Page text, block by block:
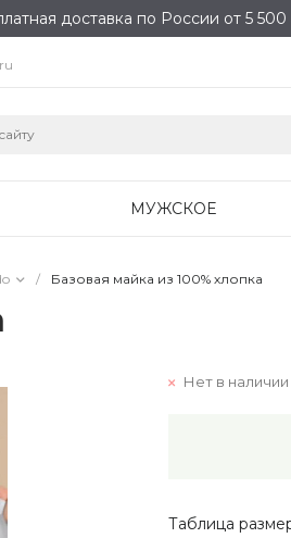
доставка по России от 5
МУЖСКОЕ
/ Базовая майка из 100% хлопка
Нет в наличии
Таблица